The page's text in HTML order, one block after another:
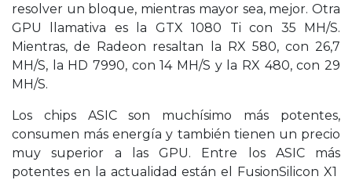
resolver un bloque, mientras mayor sea, mejor. Otra
GPU llamativa es la GTX 1080 Ti con 35 MH/S.
Mientras, de Radeon resaltan la RX 580, con 26,7
MH/S, la HD 7990, con 14 MH/S y la RX 480, con 29
MH/S.
Los chips ASIC son muchísimo más potentes,
consumen más energía y también tienen un precio
muy superior a las GPU. Entre los ASIC más
potentes en la actualidad están el FusionSilicon X1